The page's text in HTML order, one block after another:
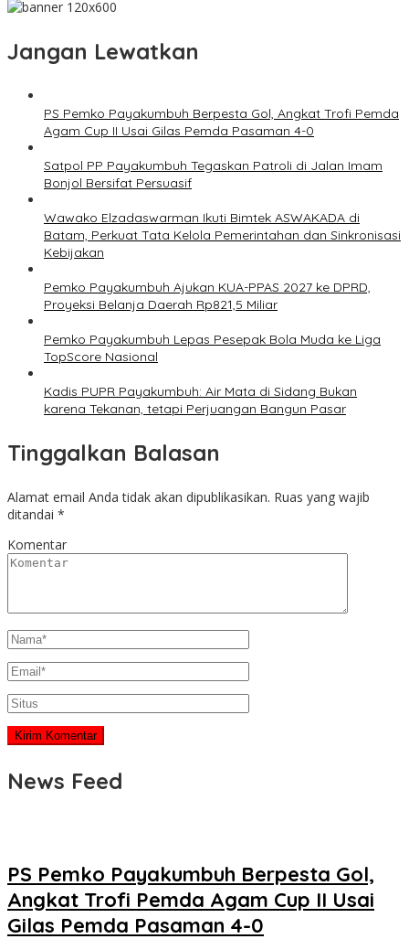
Jangan Lewatkan
PS Pemko Payakumbuh Berpesta Gol, Angkat Trofi Pemda
Agam Cup II Usai Gilas Pemda Pasaman 4-0
Satpol PP Payakumbuh Tegaskan Patroli di Jalan Imam
Bonjol Bersifat Persuasif
Wawako Elzadaswarman Ikuti Bimtek ASWAKADA di
Batam, Perkuat Tata Kelola Pemerintahan dan Sinkronisasi
Kebijakan
Pemko Payakumbuh Ajukan KUA-PPAS 2027 ke DPRD,
Proyeksi Belanja Daerah Rp821,5 Miliar
Pemko Payakumbuh Lepas Pesepak Bola Muda ke Liga
TopScore Nasional
Kadis PUPR Payakumbuh: Air Mata di Sidang Bukan
karena Tekanan, tetapi Perjuangan Bangun Pasar
Tinggalkan Balasan
Alamat email Anda tidak akan dipublikasikan. Ruas yang wajib
ditandai *
Komentar
News Feed
PS Pemko Payakumbuh Berpesta Gol,
Angkat Trofi Pemda Agam Cup II Usai
Gilas Pemda Pasaman 4-0